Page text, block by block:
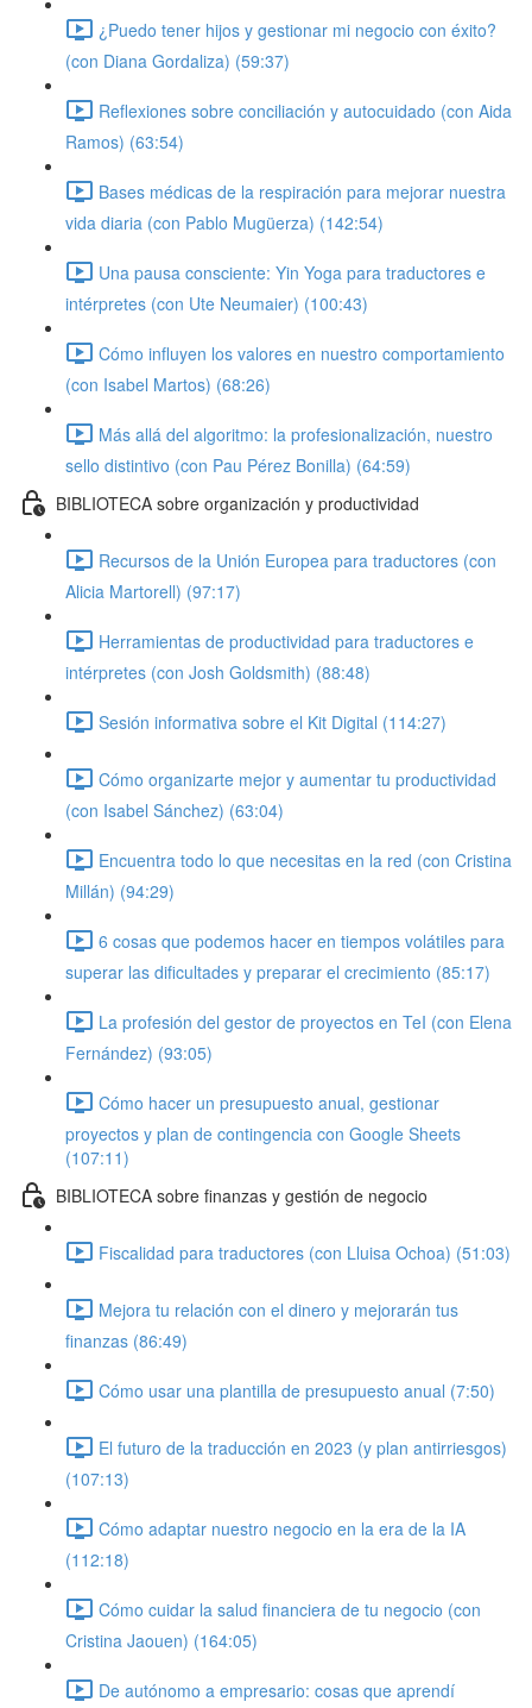
¿Puedo tener hijos y gestionar mi negocio con éxito?
(con Diana Gordaliza) (59:37)
Reflexiones sobre conciliación y autocuidado (con Aida
Ramos) (63:54)
Bases médicas de la respiración para mejorar nuestra
vida diaria (con Pablo Mugüerza) (142:54)
Una pausa consciente: Yin Yoga para traductores e
intérpretes (con Ute Neumaier) (100:43)
Cómo influyen los valores en nuestro comportamiento
(con Isabel Martos) (68:26)
Más allá del algoritmo: la profesionalización, nuestro
sello distintivo (con Pau Pérez Bonilla) (64:59)
BIBLIOTECA sobre organización y productividad
Recursos de la Unión Europea para traductores (con
Alicia Martorell) (97:17)
Herramientas de productividad para traductores e
intérpretes (con Josh Goldsmith) (88:48)
Sesión informativa sobre el Kit Digital (114:27)
Cómo organizarte mejor y aumentar tu productividad
(con Isabel Sánchez) (63:04)
Encuentra todo lo que necesitas en la red (con Cristina
Millán) (94:29)
6 cosas que podemos hacer en tiempos volátiles para
superar las dificultades y preparar el crecimiento (85:17)
La profesión del gestor de proyectos en TeI (con Elena
Fernández) (93:05)
Cómo hacer un presupuesto anual, gestionar
proyectos y plan de contingencia con Google Sheets
(107:11)
BIBLIOTECA sobre finanzas y gestión de negocio
Fiscalidad para traductores (con Lluisa Ochoa) (51:03)
Mejora tu relación con el dinero y mejorarán tus
finanzas (86:49)
Cómo usar una plantilla de presupuesto anual (7:50)
El futuro de la traducción en 2023 (y plan antirriesgos)
(107:13)
Cómo adaptar nuestro negocio en la era de la IA
(112:18)
Cómo cuidar la salud financiera de tu negocio (con
Cristina Jaouen) (164:05)
De autónomo a empresario: cosas que aprendí